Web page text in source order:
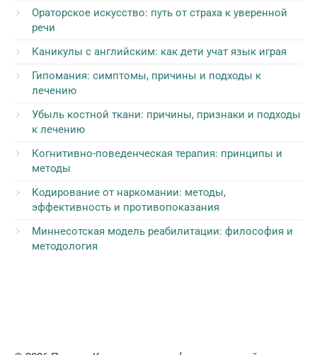
Ораторское искусство: путь от страха к уверенной
речи
Каникулы с английским: как дети учат язык играя
Гипомания: симптомы, причины и подходы к
лечению
Убыль костной ткани: причины, признаки и подходы
к лечению
Когнитивно-поведенческая терапия: принципы и
методы
Кодирование от наркомании: методы,
эффективность и противопоказания
Миннесотская модель реабилитации: философия и
методология